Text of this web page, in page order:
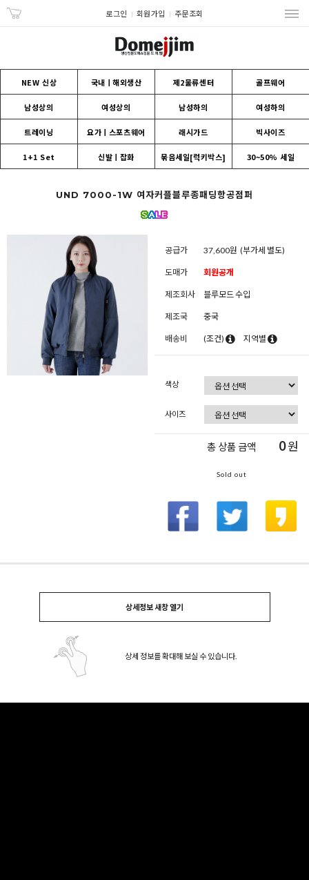
로그인 회원가입 주문조회
NEW 신상 국내ㅣ해외생산 제2물류센터 골프웨어
남성상의 여성상의 남성하의 여성하의
트레이닝 요가ㅣ스포츠웨어 래시가드 빅사이즈
1+1 Set 신발ㅣ잡화 묶음세일[럭키박스] 30~50% 세일
UND 7000-1W 여자커플블루종패딩항공점퍼
공급가 37,600원 (부가세 별도)
도매가 회원공개
제조회사 블루모드 수입
제조국 중국
배송비 (조건) 지역별
색상
사이즈
총 상품 금액 0원
Sold out
상세정보 새창 열기
상세 정보를 확대해 보실 수 있습니다.